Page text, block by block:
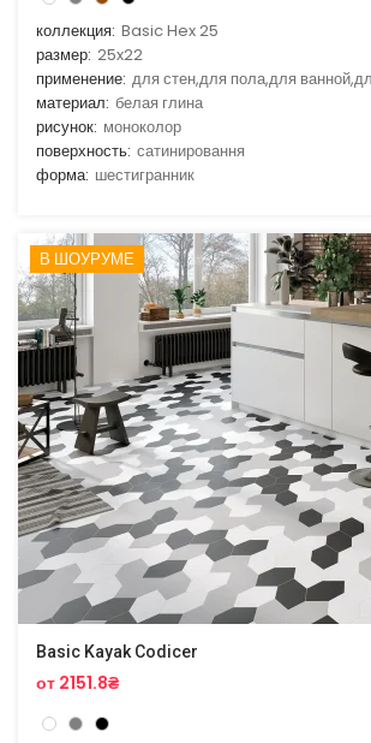
коллекция: Basic Hex 25
размер: 25x22
применение: для стен,для пола,для
материал: белая глина
рисунок: моноколор
поверхность: сатинировання
форма: шестигранник
В ШОУРУМЕ
Basic Kayak Codicer
от 2151.8₴